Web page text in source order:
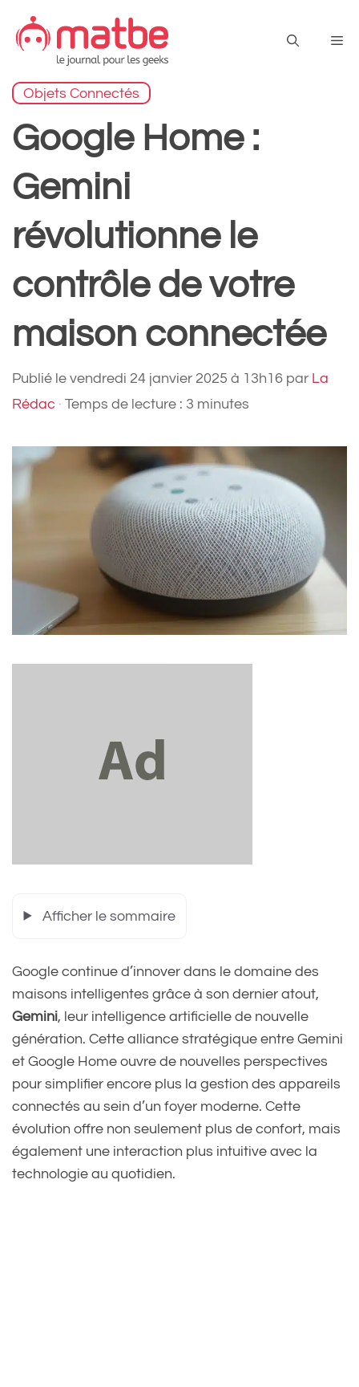
contenu
Objets Connectés
Google Home :
Gemini
révolutionne le
contrôle de votre
maison connectée
Publié le vendredi 24 janvier 2025 à 13h16 par La
Rédac · Temps de lecture : 3 minutes
Afficher le sommaire
Google continue d’innover dans le domaine des
maisons intelligentes grâce à son dernier atout,
Gemini, leur intelligence artificielle de nouvelle
génération. Cette alliance stratégique entre Gemini
et Google Home ouvre de nouvelles perspectives
pour simplifier encore plus la gestion des appareils
connectés au sein d’un foyer moderne. Cette
évolution offre non seulement plus de confort, mais
également une interaction plus intuitive avec la
technologie au quotidien.